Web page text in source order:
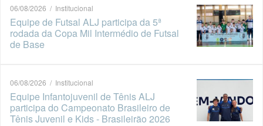
06/08/2026 / Institucional
Equipe de Futsal ALJ participa da 5ª
rodada da Copa Mil Intermédio de Futsal
de Base
06/08/2026 / Institucional
Equipe Infantojuvenil de Tênis ALJ
participa do Campeonato Brasileiro de
Tênis Juvenil e Kids - Brasileirão 2026